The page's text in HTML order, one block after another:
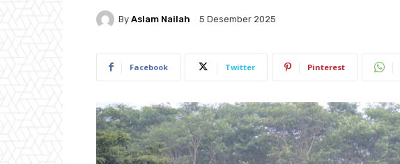
By Aslam Nailah 5 Desember 2025
Facebook Twitter Pinterest